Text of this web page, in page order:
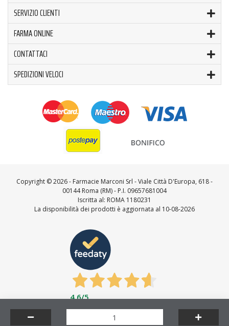
SERVIZIO CLIENTI
FARMA ONLINE
CONTATTACI
SPEDIZIONI VELOCI
Copyright ©2026 - Farmacie Marconi Srl - Viale Città D'Europa, 618 -
00144 Roma (RM) - P.I. 09657681004
Iscritta al: ROMA 1180231
La disponibilità dei prodotti è aggiornata al 10-08-2026
4,6/5
Feedaty4.7/5-23727feedbacks